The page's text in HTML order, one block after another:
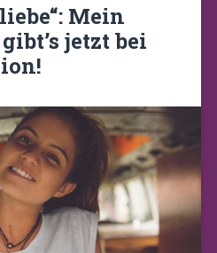
Mein
jetzt bei